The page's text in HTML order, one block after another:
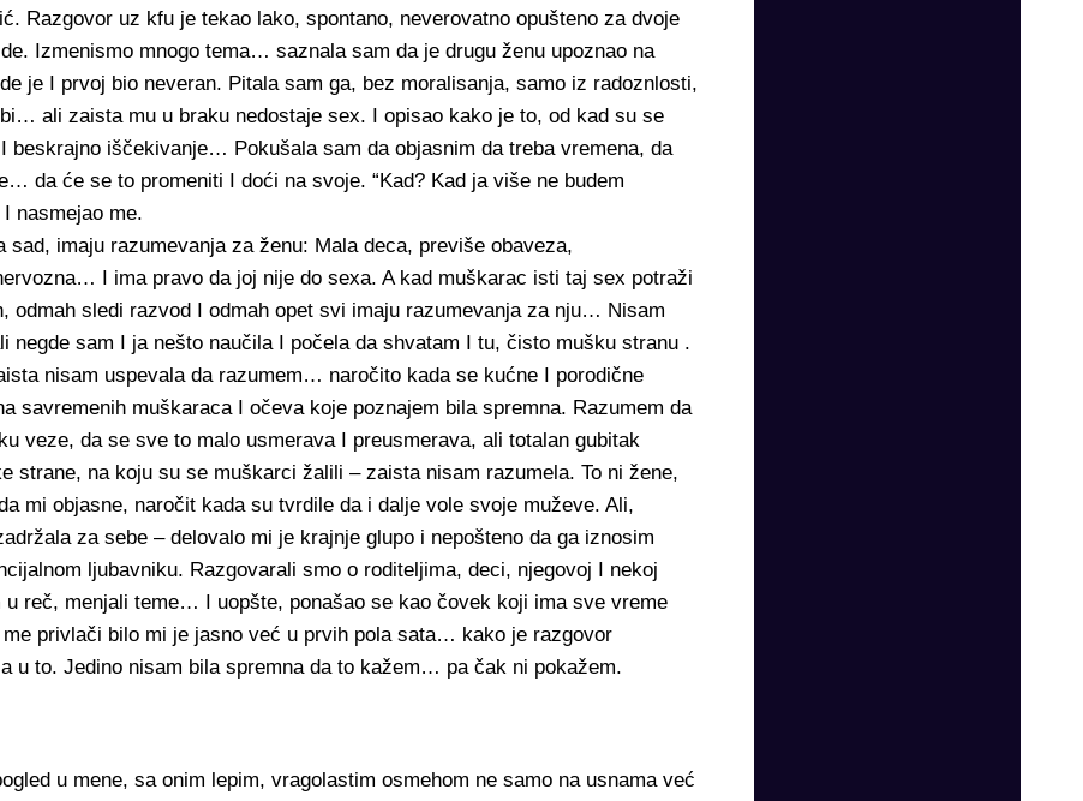
Razgovor uz kfu je tekao lako, spontano, neverovatno opušteno za dvoje
Izmenismo mnogo tema… saznala sam da je drugu ženu upoznao na
je I prvoj bio neveran. Pitala sam ga, bez moralisanja, samo iz radoznlosti,
ali zaista mu u braku nedostaje sex. I opisao kako je to, od kad su se
beskrajno iščekivanje… Pokušala sam da objasnim da treba vremena, da
da će se to promeniti I doći na svoje. “Kad? Kad ja više ne budem
nasmejao me.
imaju razumevanja za ženu: Mala deca, previše obaveza,
I ima pravo da joj nije do sexa. A kad muškarac isti taj sex potraži
odmah sledi razvod I odmah opet svi imaju razumevanja za nju… Nisam
negde sam I ja nešto naučila I počela da shvatam I tu, čisto mušku stranu .
nisam uspevala da razumem… naročito kada se kućne I porodične
savremenih muškaraca I očeva koje poznajem bila spremna. Razumem da
veze, da se sve to malo usmerava I preusmerava, ali totalan gubitak
strane, na koju su se muškarci žalili – zaista nisam razumela. To ni žene,
mi objasne, naročit kada su tvrdile da i dalje vole svoje muževe. Ali,
za sebe – delovalo mi je krajnje glupo i nepošteno da ga iznosim
ljubavniku. Razgovarali smo o roditeljima, deci, njegovoj I nekoj
reč, menjali teme… I uopšte, ponašao se kao čovek koji ima sve vreme
privlači bilo mi je jasno već u prvih pola sata… kako je razgovor
u to. Jedino nisam bila spremna da to kažem… pa čak ni pokažem.
u mene, sa onim lepim, vragolastim osmehom ne samo na usnama već